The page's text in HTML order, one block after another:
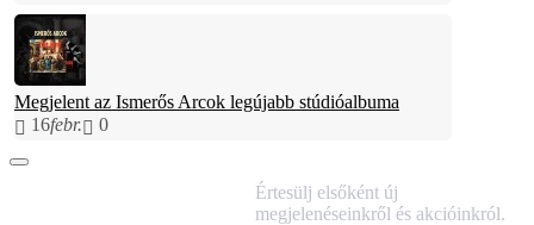
Megjelent az Ismerős Arcok legújabb stúdióalbuma
16febr. 0
Értesülj elsőként új
megjelenéseinkről és akcióinkról.